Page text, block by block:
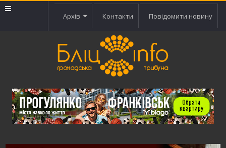
Архів Контакти Повідомити новину